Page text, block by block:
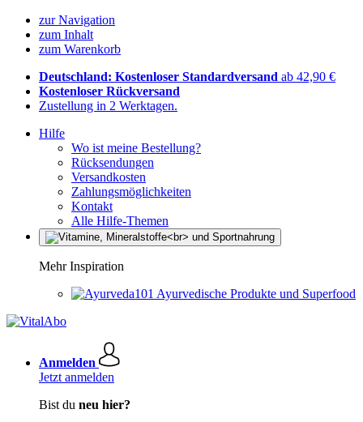
zur Navigation
zum Inhalt
zum Warenkorb
Deutschland: Kostenloser Standardversand ab 42,90 €
Kostenloser Rückversand
Zustellung in 2 Werktagen.
Hilfe
Wo ist meine Bestellung?
Rücksendungen
Versandkosten
Zahlungsmöglichkeiten
Kontakt
Alle Hilfe-Themen
Mehr Inspiration
Ayurvedische Produkte und Superfood
Anmelden
Jetzt anmelden
Bist du neu hier?